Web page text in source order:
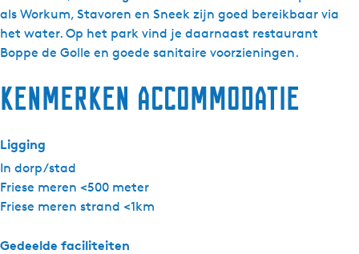
als Workum, Stavoren en Sneek zijn goed bereikbaar via
het water. Op het park vind je daarnaast restaurant
Boppe de Golle en goede sanitaire voorzieningen.
y
p
e
d
a
S
y
p
r
d
e
r
d
e
S
y
e
r
Kenmerken accommodatie
Ligging
In dorp/stad
Friese meren <500 meter
Friese meren strand <1km
Gedeelde faciliteiten